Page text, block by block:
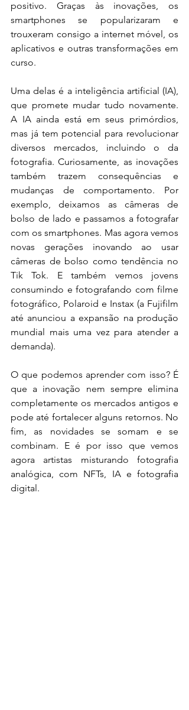
positivo. Graças às inovações, os
smartphones se popularizaram e
trouxeram consigo a internet móvel, os
aplicativos e outras transformações em
curso.
Uma delas é a inteligência artificial (IA),
que promete mudar tudo novamente.
A IA ainda está em seus primórdios,
mas já tem potencial para revolucionar
diversos mercados, incluindo o da
fotografia. Curiosamente, as inovações
também trazem consequências e
mudanças de comportamento. Por
exemplo, deixamos as câmeras de
bolso de lado e passamos a fotografar
com os smartphones. Mas agora vemos
novas gerações inovando ao usar
câmeras de bolso como tendência no
Tik Tok. E também vemos jovens
consumindo e fotografando com filme
fotográfico, Polaroid e Instax (a Fujifilm
até anunciou a expansão na produção
mundial mais uma vez para atender a
demanda).
O que podemos aprender com isso? É
que a inovação nem sempre elimina
completamente os mercados antigos e
pode até fortalecer alguns retornos. No
fim, as novidades se somam e se
combinam. E é por isso que vemos
agora artistas misturando fotografia
analógica, com NFTs, IA e fotografia
digital.